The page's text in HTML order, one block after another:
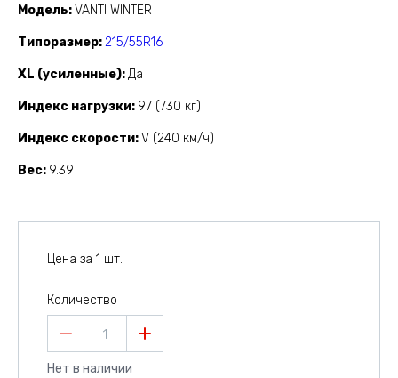
Модель VANTI WINTER
Типоразмер 215/55R16
XL (усиленные) Да
Индекс нагрузки 97 (730 кг)
Индекс скорости V (240 км/ч)
Вес 9.39
Цена за 1 шт.
Количество
1
Нет в наличии